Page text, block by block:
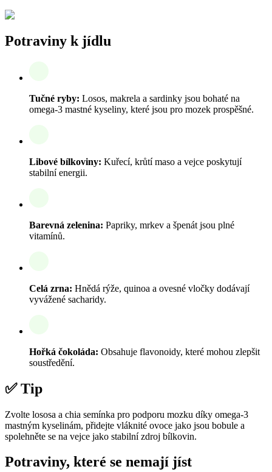
Potraviny k jídlu
Tučné ryby: Losos, makrela a sardinky jsou bohaté na
omega-3 mastné kyseliny, které jsou pro mozek prospěšné.
Libové bílkoviny: Kuřecí, krůtí maso a vejce poskytují
stabilní energii.
Barevná zelenina: Papriky, mrkev a špenát jsou plné
vitamínů.
Celá zrna: Hnědá rýže, quinoa a ovesné vločky dodávají
vyvážené sacharidy.
Hořká čokoláda: Obsahuje flavonoidy, které mohou zlepšit
soustředění.
✅ Tip
Zvolte lososa a chia semínka pro podporu mozku díky omega-3
mastným kyselinám, přidejte vláknité ovoce jako jsou bobule a
spolehněte se na vejce jako stabilní zdroj bílkovin.
Potraviny, které se nemají jíst